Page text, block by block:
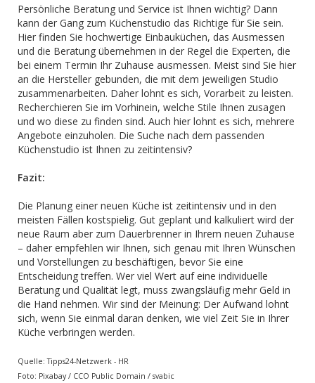
Persönliche Beratung und Service ist Ihnen wichtig? Dann
kann der Gang zum Küchenstudio das Richtige für Sie sein.
Hier finden Sie hochwertige Einbauküchen, das Ausmessen
und die Beratung übernehmen in der Regel die Experten, die
bei einem Termin Ihr Zuhause ausmessen. Meist sind Sie hier
an die Hersteller gebunden, die mit dem jeweiligen Studio
zusammenarbeiten. Daher lohnt es sich, Vorarbeit zu leisten.
Recherchieren Sie im Vorhinein, welche Stile Ihnen zusagen
und wo diese zu finden sind. Auch hier lohnt es sich, mehrere
Angebote einzuholen. Die Suche nach dem passenden
Küchenstudio ist Ihnen zu zeitintensiv?
Fazit:
Die Planung einer neuen Küche ist zeitintensiv und in den
meisten Fällen kostspielig. Gut geplant und kalkuliert wird der
neue Raum aber zum Dauerbrenner in Ihrem neuen Zuhause
– daher empfehlen wir Ihnen, sich genau mit Ihren Wünschen
und Vorstellungen zu beschäftigen, bevor Sie eine
Entscheidung treffen. Wer viel Wert auf eine individuelle
Beratung und Qualität legt, muss zwangsläufig mehr Geld in
die Hand nehmen. Wir sind der Meinung: Der Aufwand lohnt
sich, wenn Sie einmal daran denken, wie viel Zeit Sie in Ihrer
Küche verbringen werden.
Quelle: Tipps24-Netzwerk - HR
Foto: Pixabay / CCO Public Domain / svabic